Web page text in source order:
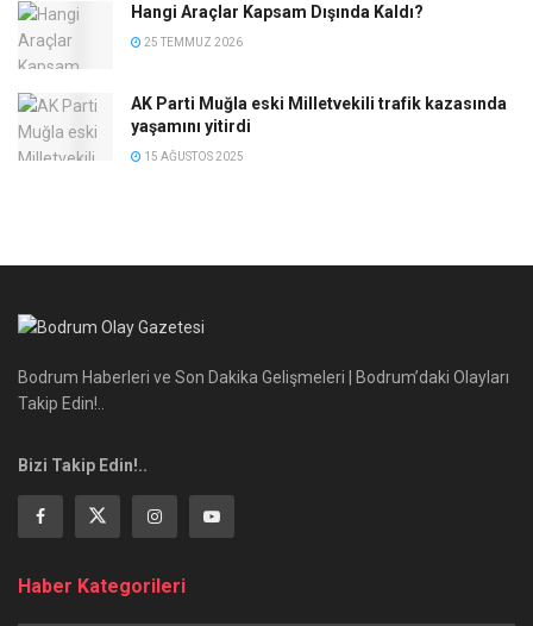
Hangi Araçlar Kapsam Dışında Kaldı?
25 TEMMUZ 2026
AK Parti Muğla eski Milletvekili trafik kazasında
yaşamını yitirdi
15 AĞUSTOS 2025
Bodrum Haberleri ve Son Dakika Gelişmeleri | Bodrum’daki Olayları
Takip Edin!..
Bizi Takip Edin!..
Haber Kategorileri